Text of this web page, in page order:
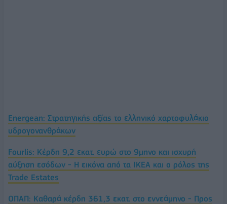
Energean: Στρατηγικής αξίας το ελληνικό χαρτοφυλάκιο
υδρογονανθράκων
Fourlis: Κέρδη 9,2 εκατ. ευρώ στο 9μηνο και ισχυρή
αύξηση εσόδων - Η εικόνα από τα ΙΚΕΑ και ο ρόλος της
Trade Estates
ΟΠΑΠ: Καθαρά κέρδη 361,3 εκατ. στο εννεάμηνο - Προς